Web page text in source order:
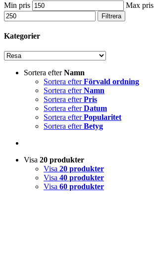
Min pris Max pris
Filtrera
Kategorier
Sortera efterNamn
Sortera efterFörvald ordning
Sortera efterNamn
Sortera efterPris
Sortera efterDatum
Sortera efterPopularitet
Sortera efterBetyg
Visa 20 produkter
Visa 20 produkter
Visa 40 produkter
Visa 60 produkter